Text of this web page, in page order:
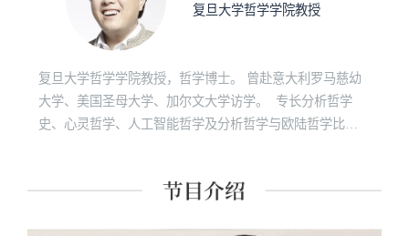
复旦大学哲学学院教授
复旦大学哲学学院教授，哲学博士。 曾赴意大利罗马慈幼
大学、美国圣母大学、加尔文大学访学。 专长分析哲学
史、心灵哲学、人工智能哲学及分析哲学与欧陆哲学比较
从分析形而上学到信息技术哲学的多视角考察》、《维特